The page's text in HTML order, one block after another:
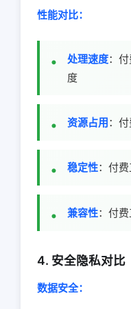
性能对比：
处理速度：
度
资源占用：
稳定性：付
兼容性：付
4. 安全隐私对比
数据安全：